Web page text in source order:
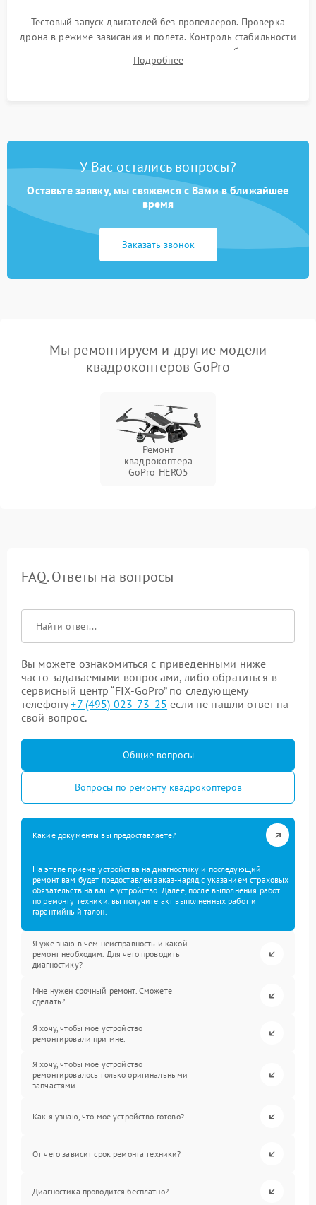
Тестовый запуск двигателей без пропеллеров. Проверка
дрона в режиме зависания и полета. Контроль стабильности
удержания точки, качества передачи видео, работы системы
возврата домой (RTH) и дальности радиосвязи.
Подробнее
У Вас остались вопросы?
Оставьте заявку, мы свяжемся с Вами в ближайшее
время
Заказать звонок
Мы ремонтируем и другие модели
квадрокоптеров GoPro
Ремонт
квадрокоптера
GoPro HERO5
FAQ. Ответы на вопросы
Вы можете ознакомиться с приведенными ниже
часто задаваемыми вопросами, либо обратиться в
сервисный центр “FIX-GoPro” по следующему
телефону+7 (495) 023-73-25 если не нашли ответ на
свой вопрос.
Общие вопросы
Вопросы по ремонту квадрокоптеров
Какие документы вы предоставляете?
На этапе приема устройства на диагностику и последующий
ремонт вам будет предоставлен заказ-наряд с указанием страховых
обязательств на ваше устройство. Далее, после выполнения работ
по ремонту техники, вы получите акт выполненных работ и
гарантийный талон.
Я уже знаю в чем неисправность и какой
ремонт необходим. Для чего проводить
диагностику?
Мне нужен срочный ремонт. Сможете
сделать?
Я хочу, чтобы мое устройство
ремонтировали при мне.
Я хочу, чтобы мое устройство
ремонтировалось только оригинальными
запчастями.
Как я узнаю, что мое устройство готово?
От чего зависит срок ремонта техники?
Диагностика проводится бесплатно?